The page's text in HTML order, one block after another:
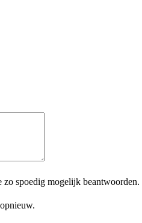
spoedig mogelijk beantwoorden.